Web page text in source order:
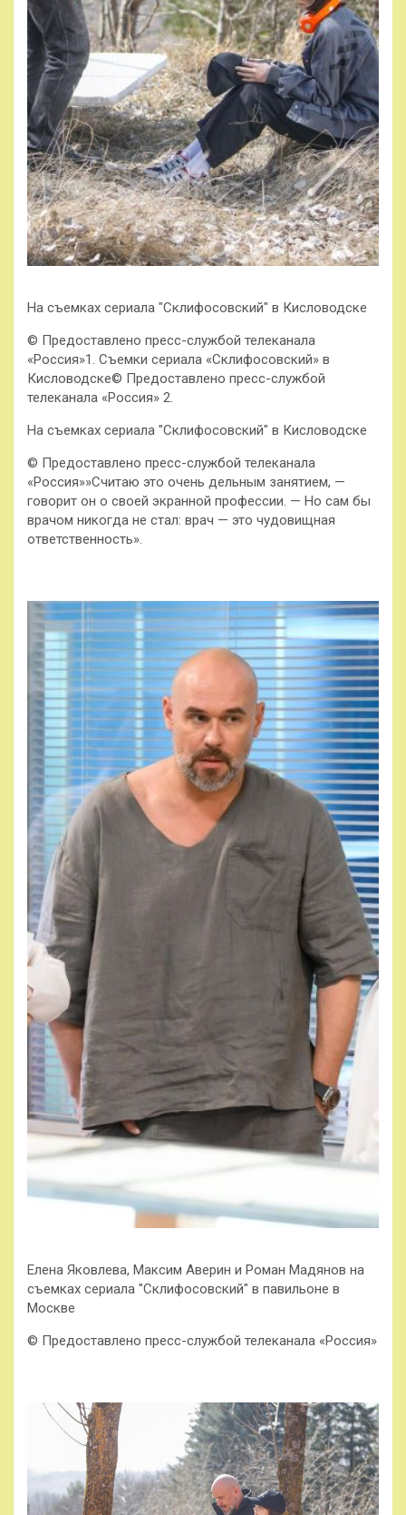
На съемках сериала "Склифосовский" в Кисловодске
© Предоставлено пресс-службой телеканала
«Россия»1. Съемки сериала «Склифосовский» в
Кисловодске© Предоставлено пресс-службой
телеканала «Россия» 2.
На съемках сериала "Склифосовский" в Кисловодске
© Предоставлено пресс-службой телеканала
«Россия»»Считаю это очень дельным занятием, —
говорит он о своей экранной профессии. — Но сам бы
врачом никогда не стал: врач — это чудовищная
ответственность».
Елена Яковлева, Максим Аверин и Роман Мадянов на
съемках сериала "Склифосовский" в павильоне в
Москве
© Предоставлено пресс-службой телеканала «Россия»